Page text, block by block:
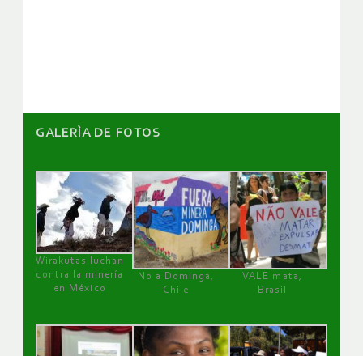
GALERÌA DE FOTOS
Wirakutas luchan
contra la minería
en México
No a Dominga,
Chile
VALE mata,
Brasil